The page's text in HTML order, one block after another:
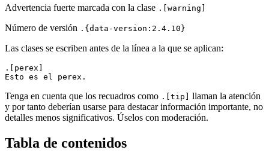
Advertencia fuerte marcada con la clase .[warning]
Número de versión .{data-version:2.4.10}
Las clases se escriben antes de la línea a la que se aplican:
.[perex]
Tenga en cuenta que los recuadros como .[tip]
llaman la atención
y por tanto deberían usarse para destacar información importante, no
detalles menos significativos. Úselos con moderación.
Tabla de contenidos